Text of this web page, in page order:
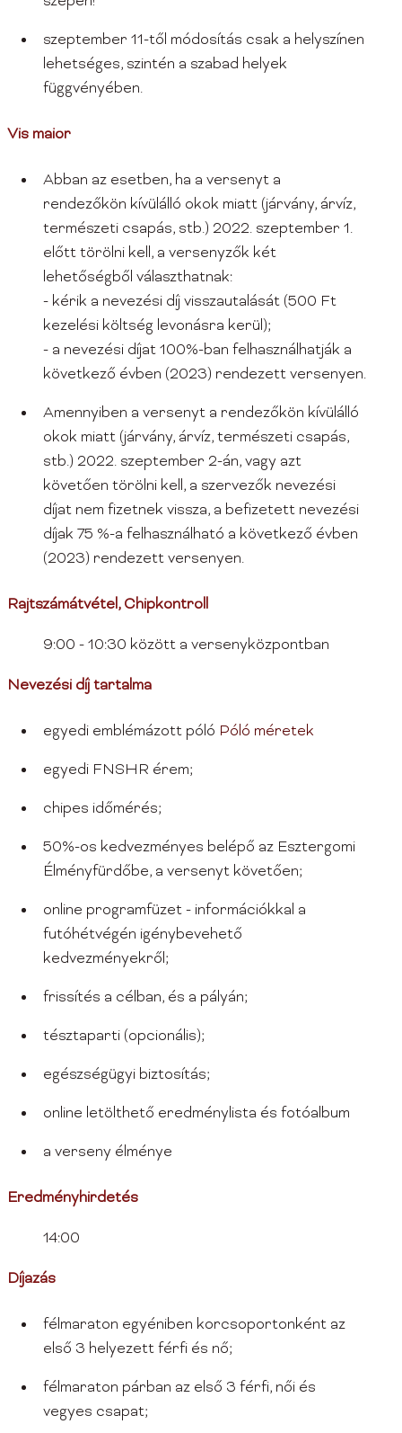
szeptember 11-től módosítás csak a helyszínen
lehetséges, szintén a szabad helyek
függvényében.
Vis maior
Abban az esetben, ha a versenyt a
rendezőkön kívülálló okok miatt (járvány, árvíz,
természeti csapás, stb.) 2022. szeptember 1.
előtt törölni kell, a versenyzők két
lehetőségből választhatnak:
- kérik a nevezési díj visszautalását (500 Ft
kezelési költség levonásra kerül);
- a nevezési díjat 100%-ban felhasználhatják a
következő évben (2023) rendezett versenyen.
Amennyiben a versenyt a rendezőkön kívülálló
okok miatt (járvány, árvíz, természeti csapás,
stb.) 2022. szeptember 2-án, vagy azt
követően törölni kell, a szervezők nevezési
díjat nem fizetnek vissza, a befizetett nevezési
díjak 75 %-a felhasználható a következő évben
(2023) rendezett versenyen.
Rajtszámátvétel, Chipkontroll
9:00 - 10:30 között a versenyközpontban
Nevezési díj tartalma
egyedi emblémázott póló Póló méretek
egyedi FNSHR érem;
chipes időmérés;
50%-os kedvezményes belépő az Esztergomi
Élményfürdőbe, a versenyt követően;
online programfüzet - információkkal a
futóhétvégén igénybevehető
kedvezményekről;
frissítés a célban, és a pályán;
tésztaparti (opcionális);
egészségügyi biztosítás;
online letölthető eredménylista és fotóalbum
a verseny élménye
Eredményhirdetés
14:00
Díjazás
félmaraton egyéniben korcsoportonként az
első 3 helyezett férfi és nő;
félmaraton párban az első 3 férfi, női és
vegyes csapat;